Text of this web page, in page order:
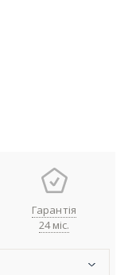
Гарантія
24 міс.